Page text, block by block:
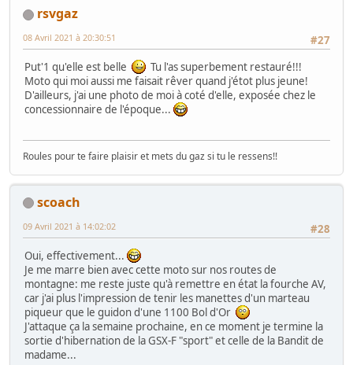
rsvgaz
#27
08 Avril 2021 à 20:30:51
Put'1 qu'elle est belle
Tu l'as superbement restauré!!!
Moto qui moi aussi me faisait rêver quand j'étot plus jeune!
D'ailleurs, j'ai une photo de moi à coté d'elle, exposée chez le
concessionnaire de l'époque...
Roules pour te faire plaisir et mets du gaz si tu le ressens!!
scoach
#28
09 Avril 2021 à 14:02:02
Oui, effectivement...
Je me marre bien avec cette moto sur nos routes de
montagne: me reste juste qu'à remettre en état la fourche AV,
car j'ai plus l'impression de tenir les manettes d'un marteau
piqueur que le guidon d'une 1100 Bol d'Or
J'attaque ça la semaine prochaine, en ce moment je termine la
sortie d'hibernation de la GSX-F "sport" et celle de la Bandit de
madame...